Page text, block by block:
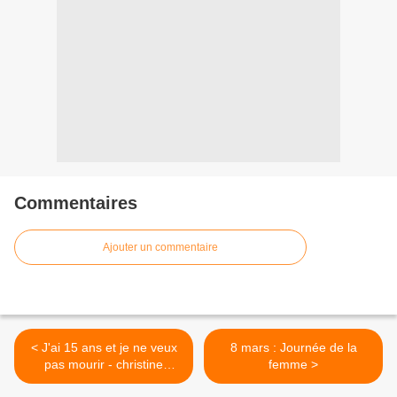
Commentaires
Ajouter un commentaire
< J'ai 15 ans et je ne veux
pas mourir - christine
Arnothy
8 mars : Journée de la
femme >